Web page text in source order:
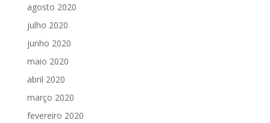
agosto 2020
julho 2020
junho 2020
maio 2020
abril 2020
março 2020
fevereiro 2020